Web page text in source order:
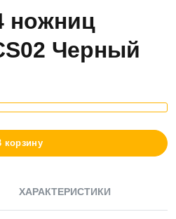
ножниц
Черный
корзину
ХАРАКТЕРИСТИКИ